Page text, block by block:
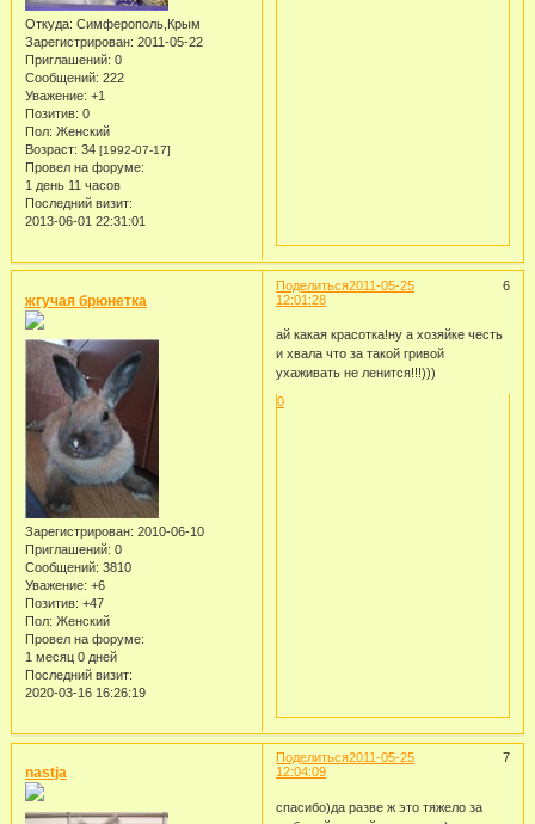
Откуда: Симферополь,Крым
Зарегистрирован: 2011-05-22
Приглашений: 0
Сообщений: 222
Уважение: +1
Позитив: 0
Пол: Женский
Возраст: 34 [1992-07-17]
Провел на форуме:
1 день 11 часов
Последний визит:
2013-06-01 22:31:01
Поделиться 6
2011-05-25
12:01:28
жгучая брюнетка
Зарегистрирован: 2010-06-10
Приглашений: 0
Сообщений: 3810
Уважение: +6
Позитив: +47
Пол: Женский
Провел на форуме:
1 месяц 0 дней
Последний визит:
2020-03-16 16:26:19
ай какая красотка!ну а хозяйке честь
и хвала что за такой гривой
ухаживать не ленится!!!)))
0
Поделиться 7
2011-05-25
12:04:09
nastja
спасибо)да разве ж это тяжело за